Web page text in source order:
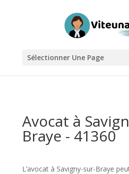
Sélectionner Une Page
Avocat à
Braye - 41360
L’avocat à Savigny-sur-Braye